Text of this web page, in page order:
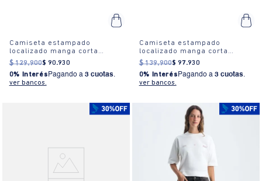
Camiseta estampado
localizado manga corta
cuello redondo para hombre
$ 129.900$ 90.930
0% Interés Pagando a 3 cuotas.
ver bancos.
Camiseta estampado
localizado manga corta
cuello redondo para mujer
$ 139.900$ 97.930
0% Interés Pagando a 3 cuotas.
ver bancos.